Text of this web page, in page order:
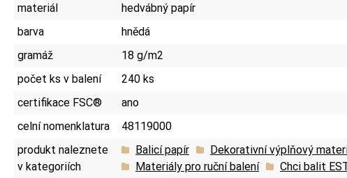
materiál
hedvábný papír
barva
hnědá
gramáž
18 g/m2
počet ks v balení
240 ks
certifikace FSC®
ano
celní nomenklatura
48119000
produkt naleznete
v kategoriích
Balicí papír
Dekorativní výplňový
Materiály pro ruční balení
Chci balit